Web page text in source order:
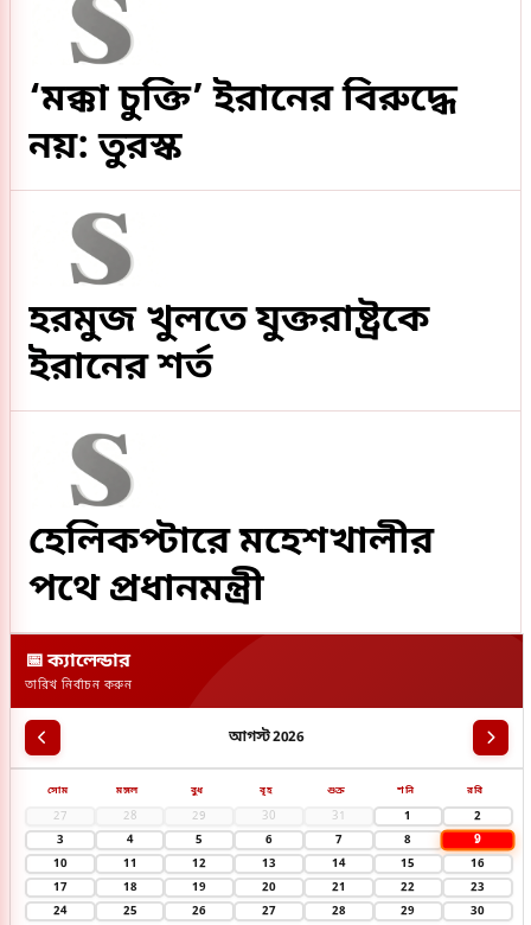
‘মক্কা চুক্তি’ ইরানের বিরুদ্ধে
নয়: তুরস্ক
হরমুজ খুলতে যুক্তরাষ্ট্রকে
ইরানের শর্ত
হেলিকপ্টারে মহেশখালীর
পথে প্রধানমন্ত্রী
📅 ক্যালেন্ডার
তারিখ নির্বাচন করুন
আগস্ট 2026
সোম মঙ্গল বুধ বৃহ শুক্র শনি রবি
27 28 29 30 31 1
2
3
4 5 6 7 8 9
10 11 12 13 14 15
16
17
18 19 20 21 22
23
24
25 26 27 28 29
30